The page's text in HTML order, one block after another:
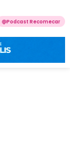
Podcast Recomecar